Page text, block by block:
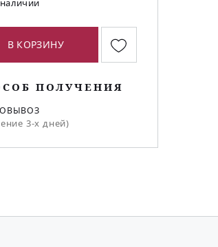
В КОРЗИНУ
ПОЛУЧЕНИЯ
3-х дней)